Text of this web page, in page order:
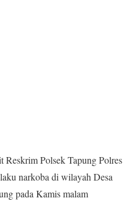
Polsek Tapung Polres
narkoba di wilayah Desa
pada Kamis malam